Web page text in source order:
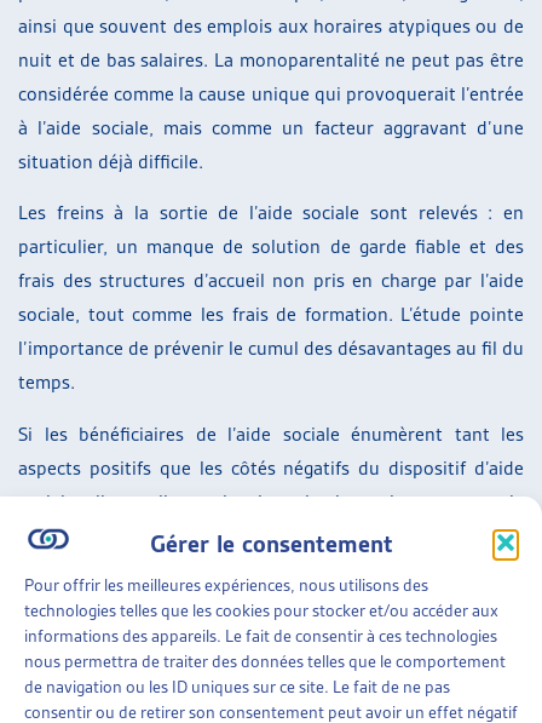
Gérer le consentement
Pour offrir les meilleures expériences, nous utilisons des
technologies telles que les cookies pour stocker et/ou accéder aux
informations des appareils. Le fait de consentir à ces technologies
nous permettra de traiter des données telles que le comportement
de navigation ou les ID uniques sur ce site. Le fait de ne pas
consentir ou de retirer son consentement peut avoir un effet négatif
ainsi que souvent des emplois aux horaires atypiques ou de
nuit et de bas salaires. La monoparentalité ne peut pas être
considérée comme la cause unique qui provoquerait l’entrée
à l’aide sociale, mais comme un facteur aggravant d’une
situation déjà difficile.
Les freins à la sortie de l’aide sociale sont relevés : en
particulier, un manque de solution de garde fiable et des
frais des structures d’accueil non pris en charge par l’aide
sociale, tout comme les frais de formation. L’étude pointe
l’importance de prévenir le cumul des désavantages au fil du
temps.
Si les bénéficiaires de l’aide sociale énumèrent tant les
aspects positifs que les côtés négatifs du dispositif d’aide
sociale, elles soulignent la stigmatisation qui accompagne le
fait de percevoir de l’aide sociale économique, notamment
des occasions de rencontres et d’échanges entre
bénéficiaires et que les transports soient payés. Des
mesures de ce type contribueraient à éviter l’isolement et
les conséquences néfastes sur la santé psychique.